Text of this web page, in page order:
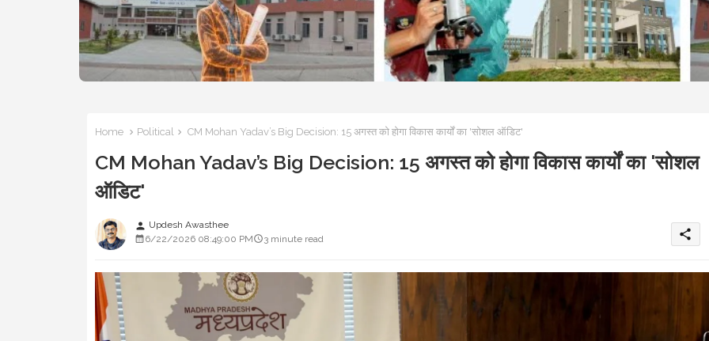
Home Political CM Mohan Yadav’s Big Decision: 15 अगस्त को होगा विकास कार्यों का 'सोशल ऑडिट'
CM Mohan Yadav’s Big Decision: 15 अगस्त को होगा विकास कार्यों का 'सोशल
ऑडिट'
person Updesh Awasthee
6/22/2026 08:49:00 PM
3 minute read share